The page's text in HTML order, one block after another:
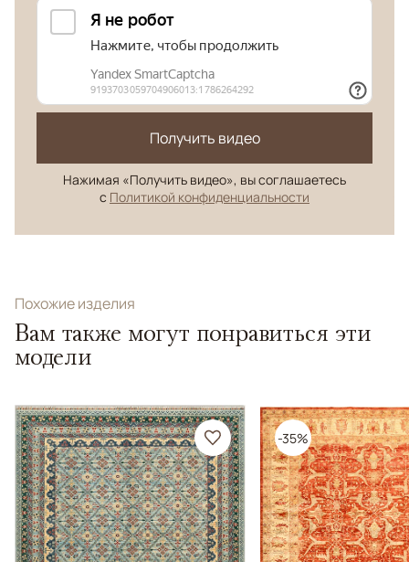
Получить видео
Нажимая «Получить видео», вы соглашаетесь
с Политикой конфиденциальности
Похожие изделия
Вам также могут понравиться эти
модели
-35%